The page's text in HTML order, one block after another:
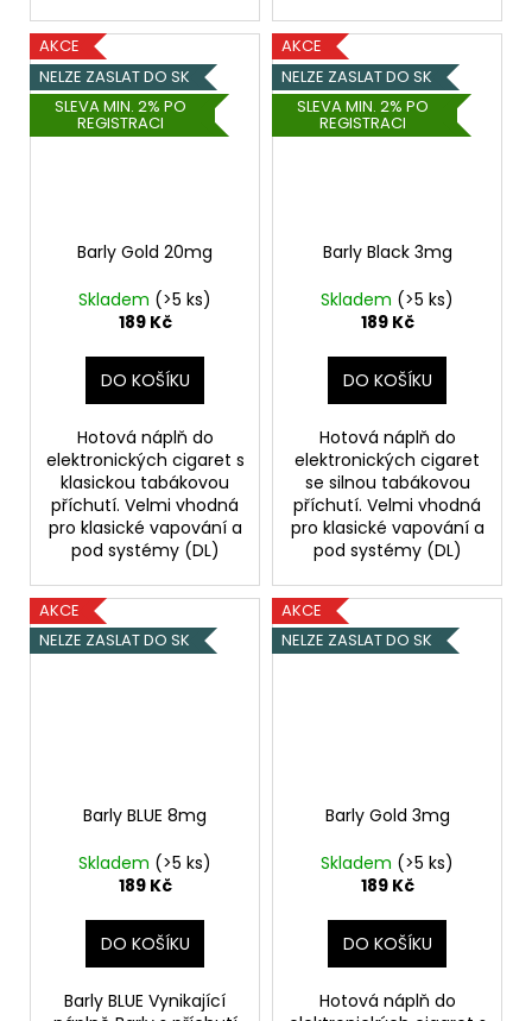
AKCE
NELZE ZASLAT DO SK
SLEVA MIN. 2% PO
REGISTRACI
Barly Gold 20mg
Skladem (>5 ks)
189 Kč
DO KOŠÍKU
Hotová náplň do
elektronických cigaret s
klasickou tabákovou
příchutí. Velmi vhodná
pro klasické vapování a
pod systémy (DL)
AKCE
NELZE ZASLAT DO SK
SLEVA MIN. 2% PO
REGISTRACI
Barly Black 3mg
Skladem (>5 ks)
189 Kč
DO KOŠÍKU
Hotová náplň do
elektronických cigaret
se silnou tabákovou
příchutí. Velmi vhodná
pro klasické vapování a
pod systémy (DL)
AKCE
NELZE ZASLAT DO SK
Barly BLUE 8mg
Skladem (>5 ks)
189 Kč
DO KOŠÍKU
Barly BLUE Vynikající
AKCE
NELZE ZASLAT DO SK
Barly Gold 3mg
Skladem (>5 ks)
189 Kč
DO KOŠÍKU
Hotová náplň do